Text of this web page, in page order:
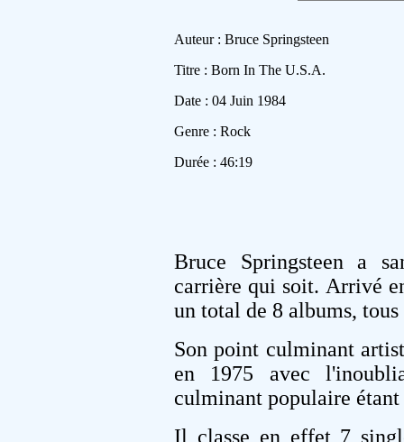
Auteur : Bruce Springsteen
Titre : Born In The U.S.A.
Date : 04 Juin 1984
Genre : Rock
Durée : 46:19
Bruce Springsteen a
carrière qui soit. Arrivé
un total de 8 albums, tous
Son point culminant
en 1975 avec
culminant populaire
Il classe en effet 7